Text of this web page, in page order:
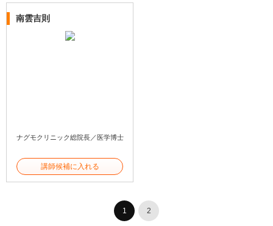
南雲吉則
ナグモクリニック総院長／医学博士
講師候補に入れる
1 2